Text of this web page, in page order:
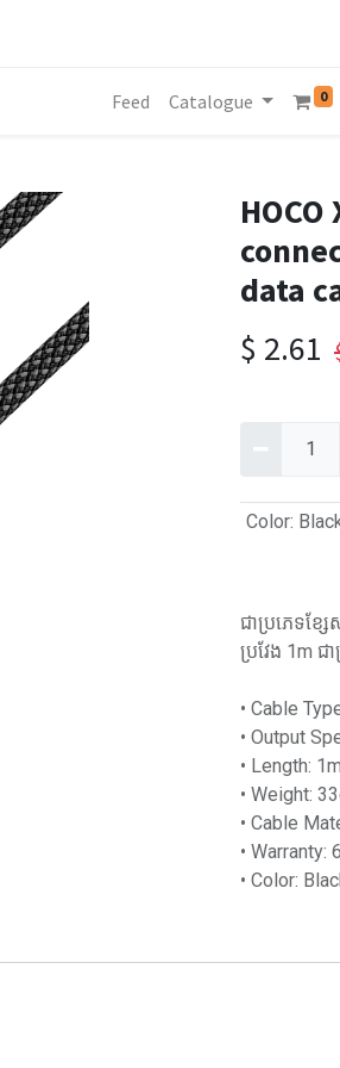
Feed Catalogue 0
data
$ 2.61
Color:
ជាប្រភេទខ្ស
ប្រវែង 1m
• Cable
• Output
• Length: 1m
• Weight:
• Cable
• Warranty:
• Color: